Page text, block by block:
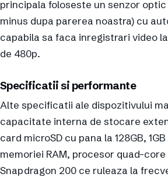
principala foloseste un senzor optic
minus dupa parerea noastra) cu
capabila sa faca inregistrari video
de 480p.
Specificatii si performante
Alte specificatii ale dispozitivului
capacitate interna de stocare
card microSD cu pana la 128GB,
memoriei RAM, procesor quad-
Snapdragon 200 ce ruleaza la